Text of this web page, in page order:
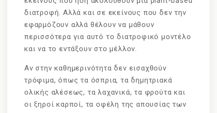
διατροφή. Αλλά και σε εκείνους που δεν την
εφαρμόζουν αλλά θέλουν να μάθουν
περισσότερα για αυτό το διατροφικό μοντέλο
και να το εντάξουν στο μέλλον.
Αν στην καθημερινότητα δεν εισαχθούν
τρόφιμα, όπως τα όσπρια, τα δημητριακά
ολικής αλέσεως, τα λαχανικά, τα φρούτα και
οι ξηροί καρποί, τα οφέλη της απουσίας των